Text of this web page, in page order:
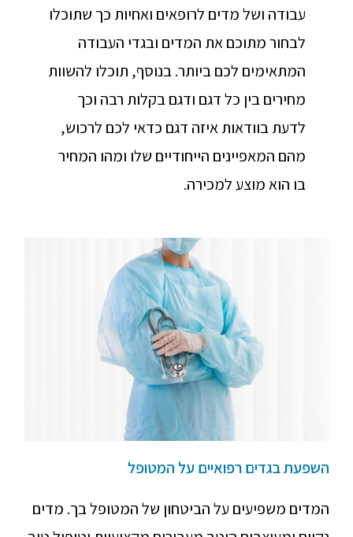
עבודה ושל מדים לרופאים ואחיות כך שתוכלו
לבחור מתוכם את המדים ובגדי העבודה
המתאימים לכם ביותר. בנוסף, תוכלו להשוות
מחירים בין כל דגם ודגם בקלות רבה וכך
לדעת בוודאות איזה דגם כדאי לכם לרכוש,
מהם המאפיינים הייחודיים שלו ומהו המחיר
בו הוא מוצע למכירה.
השפעת בגדים רפואיים על המטופל
המדים משפיעים על הביטחון של המטופל בך. מדים